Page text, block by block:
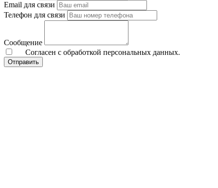
Email для связи
Телефон для связи
Сообщение
Согласен с обработкой персональных данных.
Отправить